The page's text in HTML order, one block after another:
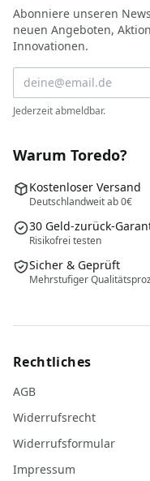
Abonniere unseren
neuen Angeboten,
Innovationen.
Jederzeit abmeldbar.
Warum Toredo?
Kostenloser Versand
Deutschlandweit ab 0€
30 Geld-zurück-
Risikofrei testen
Sicher & Geprüft
Mehrstufiger
Rechtliches
AGB
Widerrufsrecht
Widerrufsformular
Impressum